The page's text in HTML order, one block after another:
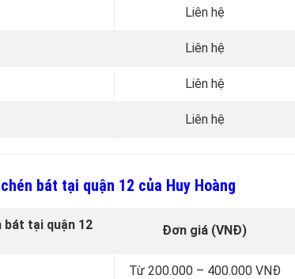
Liên hệ
Liên hệ
Liên hệ
Liên hệ
bát tại quận 12 của Huy Hoàng
bát tại quận 12 Đơn giá (VNĐ)
Từ 200.000 – 400.000 VNĐ